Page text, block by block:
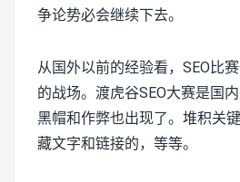
争论势必会继续下去。
从国外以前的经验看，SEO比
的战场。渡虎谷SEO大赛是国
黑帽和作弊也出现了。堆积关
藏文字和链接的，等等。